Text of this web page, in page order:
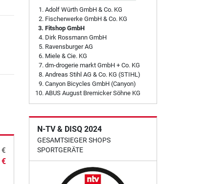
€
€
Adolf Würth GmbH & Co. KG
Fischerwerke GmbH & Co. KG
Fitshop GmbH
Dirk Rossmann GmbH
Ravensburger AG
Miele & Cie. KG
dm-drogerie markt GmbH + Co. KG
Andreas Stihl AG & Co. KG (STIHL)
Canyon Bicycles GmbH (Canyon)
ABUS August Bremicker Söhne KG
N-TV & DISQ 2024
GESAMTSIEGER SHOPS
SPORTGERÄTE